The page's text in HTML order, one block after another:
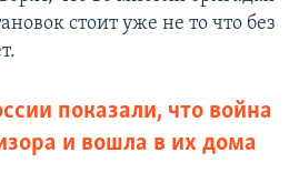
стоит уже не то что без
показали, что война
и вошла в их дома